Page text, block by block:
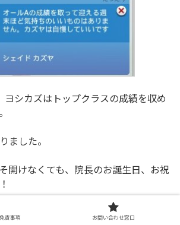
ヨシカズはトップクラスの成績を収め
ました。
開けなくても、院長のお誕生日、お祝
責事項 お問い合わせ窓口